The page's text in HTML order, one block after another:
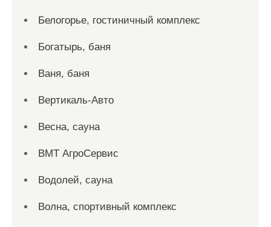
Белогорье, гостиничный комплекс
Богатырь, баня
Ваня, баня
Вертикаль-Авто
Весна, сауна
ВМТ АгроСервис
Водолей, сауна
Волна, спортивный комплекс